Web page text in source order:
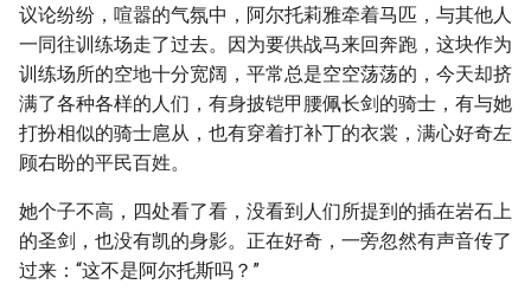
议论纷纷，喧嚣的气氛中，阿尔托莉雅牵着马匹，与其他人
一同往训练场走了过去。因为要供战马来回奔跑，这块作为
训练场所的空地十分宽阔，平常总是空空荡荡的，今天却挤
满了各种各样的人们，有身披铠甲腰佩长剑的骑士，有与她
打扮相似的骑士扈从，也有穿着打补丁的衣裳，满心好奇左
顾右盼的平民百姓。
她个子不高，四处看了看，没看到人们所提到的插在岩石上
的圣剑，也没有凯的身影。正在好奇，一旁忽然有声音传了
过来：“这不是阿尔托斯吗？”